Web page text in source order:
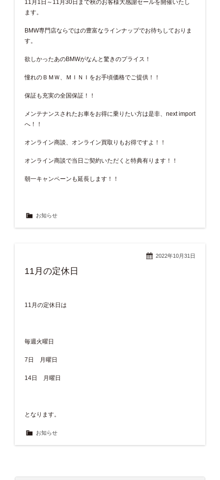
11月1日～11月30日まで秋のお客様大感謝セールを開催いたし
ます。
BMW専門店ならではの豊富なラインナップでお待ちしておりま
す。
欲しかったあのBMWがなんと驚きのプライス！
憧れのＢＭＷ、ＭＩＮＩをお手頃価格でご提供！！
保証も充実の全国保証！！
メンテナンスされたお車をお得に乗りたい方は是非、next import
へ！！
オンライン商談、オンライン買取りもお得ですよ！！
オンライン商談で当日ご契約いただくと特典有ります！！
朝一キャンペーンも延長します！！
お知らせ
2022年10月31日
11月の定休日
11月の定休日は
毎週火曜日
7日 月曜日
14日 月曜日
となります。
お知らせ